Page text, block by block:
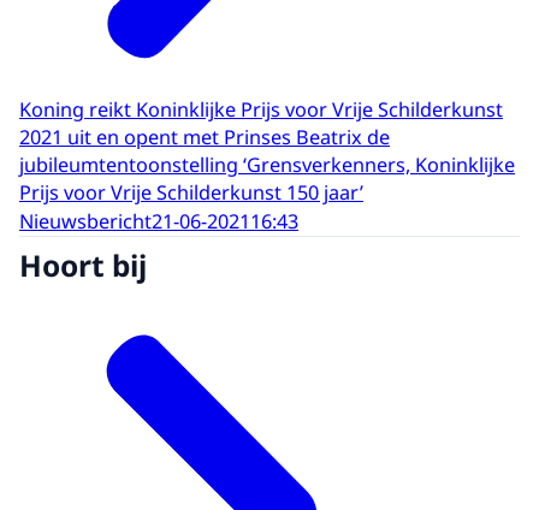
Koning reikt Koninklijke Prijs voor Vrije Schilderkunst
2021 uit en opent met Prinses Beatrix de
jubileumtentoonstelling ‘Grensverkenners, Koninklijke
Prijs voor Vrije Schilderkunst 150 jaar’
Nieuwsbericht21-06-202116:43
Hoort bij